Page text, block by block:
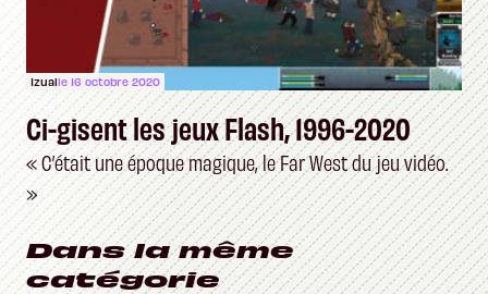
Izualle 16 octobre 2020
Ci-gisent les jeux Flash, 1996-2020
« C’était une époque magique, le Far West du jeu vidéo.
»
Dans la même
catégorie